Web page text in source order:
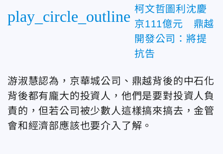
play_circle_outline 柯文哲圖利沈慶
京111億元 鼎越
開發公司：將提
抗告
游淑慧認為，京華城公司、鼎越背後的中石化
背後都有龐大的投資人，他們是要對投資人負
責的，但若公司被少數人這樣搞來搞去，金管
會和經濟部應該也要介入了解。